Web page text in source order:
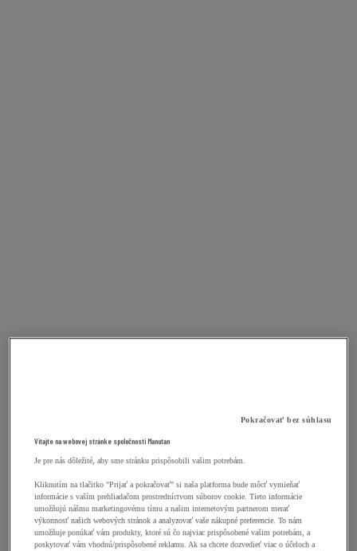
Pokračovať bez súhlasu
Vitajte na webovej stránke spoločnosti Manutan
Je pre nás dôležité, aby sme stránku prispôsobili vašim potrebám.
Kliknutím na tlačitko "Prijať a pokračovať" si naša platforma bude môcť vymieňať
informácie s vaším prehliadačom prostredníctvom súborov cookie. Tieto informácie
umožňujú nášmu marketingovému tímu a našim internetovým partnerom merať
výkonnosť našich webových stránok a analyzovať vaše nákupné preferencie. To nám
umožňuje ponúkať vám produkty, ktoré sú čo najviac prispôsobené vašim potrebám, a
poskytovať vám vhodnú/prispôsobené reklamu. Ak sa chcete dozvedieť viac o účeloch a